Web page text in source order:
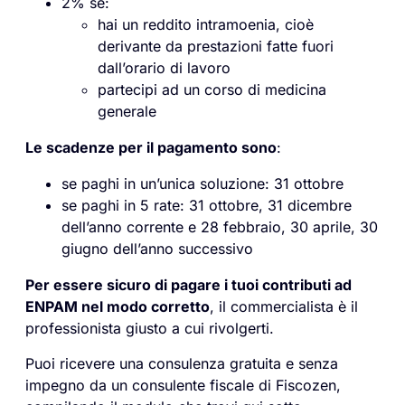
hai un reddito intramoenia, cioè
derivante da prestazioni fatte fuori
dall’orario di lavoro
partecipi ad un corso di medicina
generale
Le scadenze per il pagamento sono:
se paghi in un’unica soluzione: 31 ottobre
se paghi in 5 rate: 31 ottobre, 31 dicembre
dell’anno corrente e 28 febbraio, 30 aprile, 30
giugno dell’anno successivo
Per essere sicuro di pagare i tuoi contributi ad
ENPAM nel modo corretto, il commercialista è il
professionista giusto a cui rivolgerti.
Puoi ricevere una consulenza gratuita e senza
impegno da un consulente fiscale di Fiscozen,